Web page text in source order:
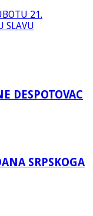
21.
SLAVU
DESPOTOVAC
SRPSKOGA